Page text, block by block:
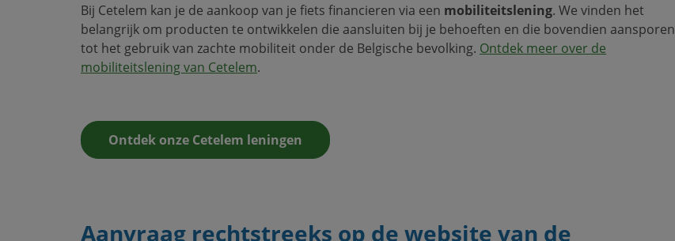
Bij Cetelem kan je de aankoop van je fiets financieren via een mobiliteitslening. We vinden het
belangrijk om producten te ontwikkelen die aansluiten bij je behoeften en die bovendien aansporen
tot het gebruik van zachte mobiliteit onder de Belgische bevolking. Ontdek meer over de
mobiliteitslening van Cetelem.
Ontdek onze Cetelem leningen
Aanvraag rechtstreeks op de website van de